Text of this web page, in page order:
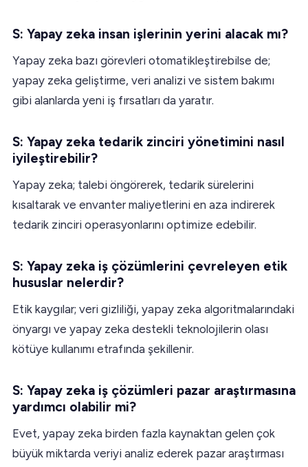
S: Yapay zeka insan işlerinin yerini alacak mı?
Yapay zeka bazı görevleri otomatikleştirebilse de;
yapay zeka geliştirme, veri analizi ve sistem bakımı
gibi alanlarda yeni iş fırsatları da yaratır.
S: Yapay zeka tedarik zinciri yönetimini nasıl
iyileştirebilir?
Yapay zeka; talebi öngörerek, tedarik sürelerini
kısaltarak ve envanter maliyetlerini en aza indirerek
tedarik zinciri operasyonlarını optimize edebilir.
S: Yapay zeka iş çözümlerini çevreleyen etik
hususlar nelerdir?
Etik kaygılar; veri gizliliği, yapay zeka algoritmalarındaki
önyargı ve yapay zeka destekli teknolojilerin olası
kötüye kullanımı etrafında şekillenir.
S: Yapay zeka iş çözümleri pazar araştırmasına
yardımcı olabilir mi?
Evet, yapay zeka birden fazla kaynaktan gelen çok
büyük miktarda veriyi analiz ederek pazar araştırması